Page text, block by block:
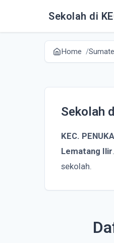
Sekolah di
Home
Sekolah
KEC.
Lematang Ilir
sekolah.